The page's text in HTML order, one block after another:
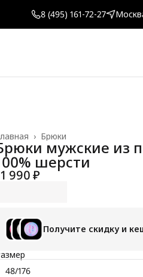
8 (495) 161-72-27
Брюки
›
мужские из
шерсти
990 ₽
Получите скидку и
48/176